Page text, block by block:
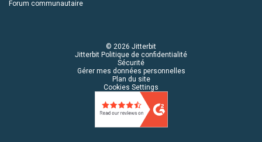
Forum communautaire
© 2026 Jitterbit
Jitterbit Politique de confidentialité
Sécurité
Gérer mes données personnelles
Plan du site
Cookies Settings